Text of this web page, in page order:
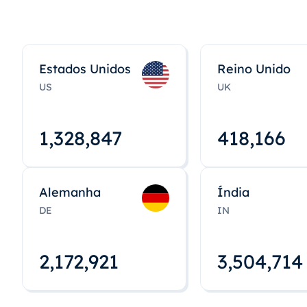
Estados Unidos
US
1,328,848
Reino Unido
UK
418,167
Alemanha
DE
2,172,922
Índia
IN
3,504,715